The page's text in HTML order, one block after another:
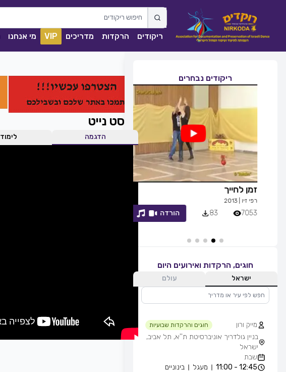
ריקודים הרקדות מדריכים VIP מי אנחנו
ריקודים נבחרים
זמן לחייך
רפי זיו|
2013
7053 הורדה
חוגים, הרקדות ואירועים היום
ישראל עולם
מייק ורון חוגים והרקדות שבועיות
בניין גולדריך אוניברסיטת ת''א, תל אביב,
ישראל
שבת
12:45 - 11:00
מעגל
בינוניים
לאסט נייט
הדגמה
לימוד